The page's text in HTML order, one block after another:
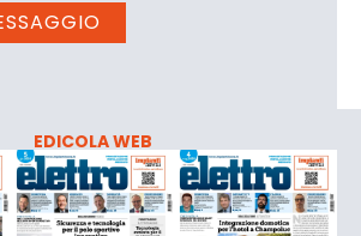
EDICOLA WEB